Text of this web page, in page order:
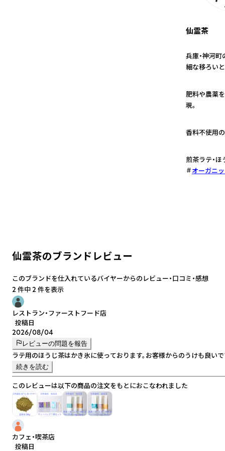
仙霊茶
兵庫・神河
細な移ろい
肥料や農薬
現。
香料不使用
煎茶ラテ・
オーガニ
仙霊茶のブランドレビュー
このブランドを仕入れているバイヤーからのレビュー・口コミ・感想
2 件中 2 件を表示
レストラン・ファーストフード店
投稿日
2026/08/04
レビューの問題を報告
ラテ用のほうじ茶はかき氷に使っております。お客様からのうけも良い
続きを読む
このレビューは以下の商品の注文をもとにおこなわれました
カフェ・喫茶店
投稿日